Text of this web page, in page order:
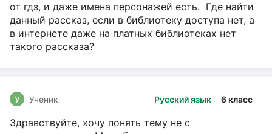
от гдз, и даже имена персонажей есть. Где найти
данный рассказ, если в библиотеку доступа нет, а
в интернете даже на платных библиотеках нет
такого рассказа?
Русский язык 6 класс
У Ученик
Здравствуйте, хочу понять тему не с